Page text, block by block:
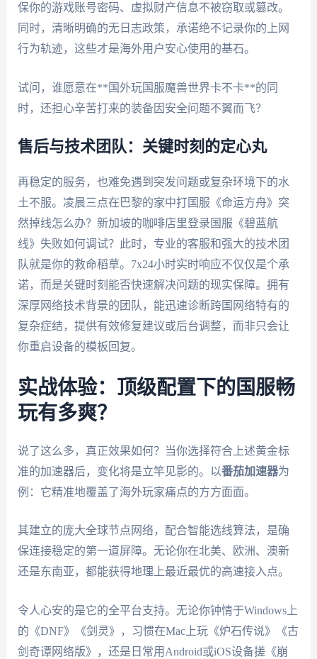
保你的游戏账号密码、虚拟财产信息不被窃取或篡改。
同时，清晰明确的无日志政策，承诺绝不记录你的上网
行为轨迹，这些才是海外用户安心使用的基石。
试问，谁愿意在**国外玩国服魔兽世界卡不卡**的同
时，还担心辛苦打来的装备因安全问题不翼而飞？
售后与技术团队：关键时刻的定心丸
再稳定的服务，也难免遇到突发问题或复杂环境下的水
土不服。凌晨三点在巴黎的家中打国服《命运方舟》突
然掉线怎么办？新加坡的咖啡店里登录国服《碧蓝航
线》失败如何调试？此时，专业的客服和强大的技术团
队就是你的救命稻草。7x24小时实时响应不仅仅是个承
诺，而是关键时刻能否快速解决问题的现实保障。拥有
深厚网络技术背景的团队，能迅速诊断跨国网络特有的
复杂症结，提供有效修复建议或后台调整，而非只会让
你重启设备的模板回复。
实战体验：顶级配置下的国服畅
玩有多爽？
说了这么多，真正效果如何？当你选择符合上述黄金标
准的加速器后，变化将是立竿见影的。以番茄加速器为
例：它精准地覆盖了海外玩家痛点的方方面面。
其建立的庞大全球节点网络，配合智能选线算法，是确
保连接稳定的第一道屏障。无论你在北美、欧洲、澳新
还是东南亚，都能获得地理上最近最优的高速接入点。
令人心安的是它的全平台支持。无论你钟情于Windows上
的《DNF》《剑灵》，习惯在Mac上玩《炉石传说》《古
剑奇谭网络版》，还是日常用Android或iOS设备搓《崩